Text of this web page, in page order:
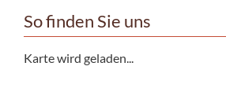
So finden Sie uns
Karte wird geladen...